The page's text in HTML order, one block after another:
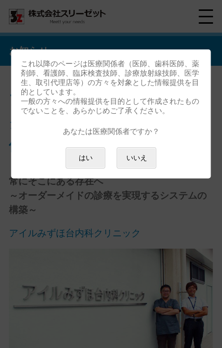
お知らせ
アイルみずほ台内科クリニッ
ク様 「Caps-Web」の導入事
例を追加しました。
常にそこにある存在へ
～オーダーメイドの診療を実現するシステムの
構築～
アイルみずほ台内科クリニック
これ以降のページは医療関係者（医師、歯科医師、薬
剤師、看護師、臨床検査技師、診療放射線技師、医学
生、取引代理店等）の方々を対象とした情報提供を目
的としています。
一般の方々への情報提供を目的として作成されたもの
でないことを、あらかじめご了承ください。
あなたは医療関係者ですか？
はい いいえ